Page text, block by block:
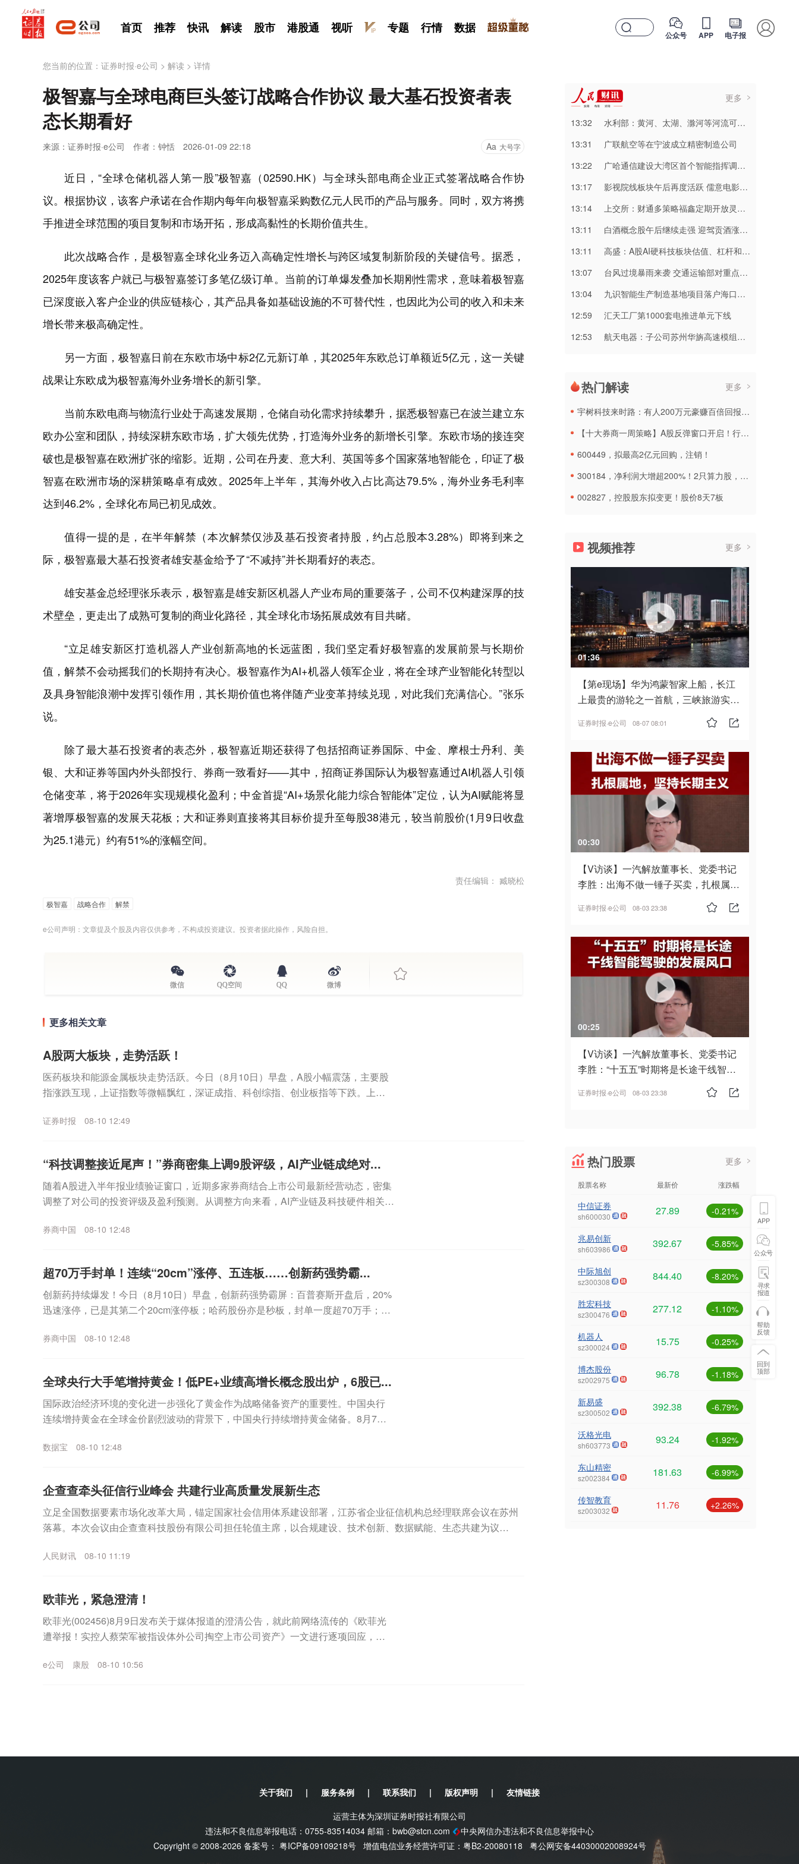
首页 推荐 快讯 解读 股市 港股通 视听 专题 行情 数据 公众号 APP 电子报
您当前的位置： 证券时报·e公司 > 解读 > 详情
极智嘉与全球电商巨头签订战略合作协议 最大基石投资者表
态长期看好
来源：证券时报·e公司 作者：钟恬 2026-01-09 22:18 Aa 大号字
近日，“全球仓储机器人第一股”极智嘉（02590.HK）与全球头部电商企业正式签署战略合作协
议。根据协议，该客户承诺在合作期内每年向极智嘉采购数亿元人民币的产品与服务。同时，双方将携
手推进全球范围的项目复制和市场开拓，形成高黏性的长期价值共生。
此次战略合作，是极智嘉全球化业务迈入高确定性增长与跨区域复制新阶段的关键信号。据悉，
2025年度该客户就已与极智嘉签订多笔亿级订单。当前的订单爆发叠加长期刚性需求，意味着极智嘉
已深度嵌入客户企业的供应链核心，其产品具备如基础设施的不可替代性，也因此为公司的收入和未来
增长带来极高确定性。
另一方面，极智嘉日前在东欧市场中标2亿元新订单，其2025年东欧总订单额近5亿元，这一关键
战果让东欧成为极智嘉海外业务增长的新引擎。
当前东欧电商与物流行业处于高速发展期，仓储自动化需求持续攀升，据悉极智嘉已在波兰建立东
欧办公室和团队，持续深耕东欧市场，扩大领先优势，打造海外业务的新增长引擎。东欧市场的接连突
破也是极智嘉在欧洲扩张的缩影。近期，公司在丹麦、意大利、英国等多个国家落地智能仓，印证了极
智嘉在欧洲市场的深耕策略卓有成效。2025年上半年，其海外收入占比高达79.5%，海外业务毛利率
达到46.2%，全球化布局已初见成效。
值得一提的是，在半年解禁（本次解禁仅涉及基石投资者持股，约占总股本3.28%）即将到来之
际，极智嘉最大基石投资者雄安基金给予了“不减持”并长期看好的表态。
雄安基金总经理张乐表示，极智嘉是雄安新区机器人产业布局的重要落子，公司不仅构建深厚的技
术壁垒，更走出了成熟可复制的商业化路径，其全球化市场拓展成效有目共睹。
“立足雄安新区打造机器人产业创新高地的长远蓝图，我们坚定看好极智嘉的发展前景与长期价
值，解禁不会动摇我们的长期持有决心。极智嘉作为AI+机器人领军企业，将在全球产业智能化转型以
及具身智能浪潮中发挥引领作用，其长期价值也将伴随产业变革持续兑现，对此我们充满信心。”张乐
说。
除了最大基石投资者的表态外，极智嘉近期还获得了包括招商证券国际、中金、摩根士丹利、美
银、大和证券等国内外头部投行、券商一致看好——其中，招商证券国际认为极智嘉通过AI机器人引领
仓储变革，将于2026年实现规模化盈利；中金首提“AI+场景化能力综合智能体”定位，认为AI赋能将显
著增厚极智嘉的发展天花板；大和证券则直接将其目标价提升至每股38港元，较当前股价(1月9日收盘
为25.1港元）约有51%的涨幅空间。
责任编辑： 臧晓松
极智嘉 战略合作 解禁
e公司声明：文章提及个股及内容仅供参考，不构成投资建议。投资者据此操作，风险自担。
微信 QQ空间 QQ 微博
更多相关文章
A股两大板块，走势活跃！
医药板块和能源金属板块走势活跃。今日（8月10日）早盘，A股小幅震荡，主要股
指涨跌互现，上证指数等微幅飘红，深证成指、科创综指、创业板指等下跌。上涨
证券时报 08-10 12:49
“科技调整接近尾声！”券商密集上调9股评级，AI产业链成绝对...
随着A股进入半年报业绩验证窗口，近期多家券商结合上市公司最新经营动态，密集
调整了对公司的投资评级及盈利预测。从调整方向来看，AI产业链及科技硬件相关公
券商中国 08-10 12:48
超70万手封单！连续“20cm”涨停、五连板……创新药强势霸...
创新药持续爆发！今日（8月10日）早盘，创新药强势霸屏：百普赛斯开盘后，20%
迅速涨停，已是其第二个20cm涨停板；哈药股份亦是秒板，封单一度超70万手；百
券商中国 08-10 12:48
全球央行大手笔增持黄金！低PE+业绩高增长概念股出炉，6股已...
国际政治经济环境的变化进一步强化了黄金作为战略储备资产的重要性。中国央行
连续增持黄金在全球金价剧烈波动的背景下，中国央行持续增持黄金储备。8月7
数据宝 08-10 12:48
企查查牵头征信行业峰会 共建行业高质量发展新生态
立足全国数据要素市场化改革大局，锚定国家社会信用体系建设部署，江苏省企业征信机构总经理联席会议在苏州
落幕。本次会议由企查查科技股份有限公司担任轮值主席，以合规建设、技术创新、数据赋能、生态共建为议
人民财讯 08-10 11:19
欧菲光，紧急澄清！
欧菲光(002456)8月9日发布关于媒体报道的澄清公告，就此前网络流传的《欧菲光
遭举报！实控人蔡荣军被指设体外公司掏空上市公司资产》一文进行逐项回应，否
e公司 康殷 08-10 10:56
更多
13:32
水利部：黄河、太湖、滁河等河流可能发生编号洪水
13:31
广联航空等在宁波成立精密制造公司
13:22
广哈通信建设大湾区首个智能指挥调度专业化基地
13:17
影视院线板块午后再度活跃 儒意电影涨停
13:14
上交所：财通多策略福鑫定期开放灵活配置混合型发起式证券投资基金临时停牌
13:11
白酒概念股午后继续走强 迎驾贡酒涨超8%
13:11
高盛：A股AI硬科技板块估值、杠杆和持仓拥挤度已有所缓解
13:07
台风过境暴雨来袭 交通运输部对重点地区开展调度
13:04
九识智能生产制造基地项目落户海口国家高新区
12:59
汇天工厂第1000套电推进单元下线
12:53
航天电器：子公司苏州华旃高速模组及液冷互连产品处于小批量供货阶段
热门解读 更多
宇树科技来时路：有人200万元豪赚百倍回报，最大外部股东大疆惜别而去
【十大券商一周策略】A股反弹窗口开启！行情会更“百花齐放”
600449，拟最高2亿元回购，注销！
300184，净利润大增超200%！2只算力股，最新公告！
002827，控股股东拟变更！股价8天7板
视频推荐 更多
01:36
【第e现场】华为鸿蒙智家上船，长江
上最贵的游轮之一首航，三峡旅游实
证券时报·e公司 08-07 08:01
00:30
【V访谈】一汽解放董事长、党委书记
李胜：出海不做一锤子买卖，扎根属
证券时报·e公司 08-03 23:38
00:25
【V访谈】一汽解放董事长、党委书记
李胜：“十五五”时期将是长途干线智能
证券时报·e公司 08-03 23:38
热门股票 更多
股票名称 最新价 涨跌幅
中信证券
sh600030 27.89 -0.21%
兆易创新
sh603986 392.67 -5.85%
中际旭创
sz300308 844.40 -8.20%
胜宏科技
sz300476 277.12 -1.10%
机器人
sz300024 15.75 -0.25%
博杰股份
sz002975 96.78 -1.18%
新易盛
sz300502 392.38 -6.79%
沃格光电
sh603773 93.24 -1.92%
东山精密
sz002384 181.63 -6.99%
传智教育
sz003032 11.76 +2.26%
APP
公众号
寻求
报道
帮助
反馈
回到
顶部
关于我们 | 服务条例 | 联系我们 | 版权声明 |
友情链接
运营主体为深圳证券时报社有限公司
违法和不良信息举报电话：0755-83514034 邮箱： bwb@stcn.com
中央网信办违法和不良信息举报中心
Copyright © 2008-2026 备案号： 粤ICP备09109218号 增值电信业务经营许可证：粤B2-20080118 粤公网安备44030002008924号